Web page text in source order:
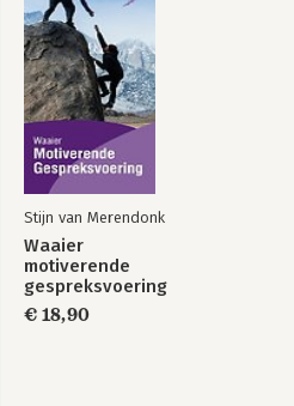
Bekijk alle boeken
Stijn van Merendonk
Waaier
motiverende
gespreksvoering
€ 18,90